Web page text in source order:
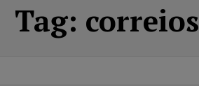
Tag: correios